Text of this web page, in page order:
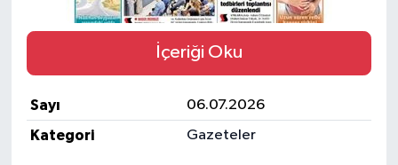
İçeriği Oku
Sayı
06.07.2026
Kategori
Gazeteler
Haber
Keşfet